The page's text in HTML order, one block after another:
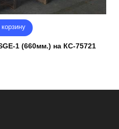
корзину
1 (660мм.) на КС-75721